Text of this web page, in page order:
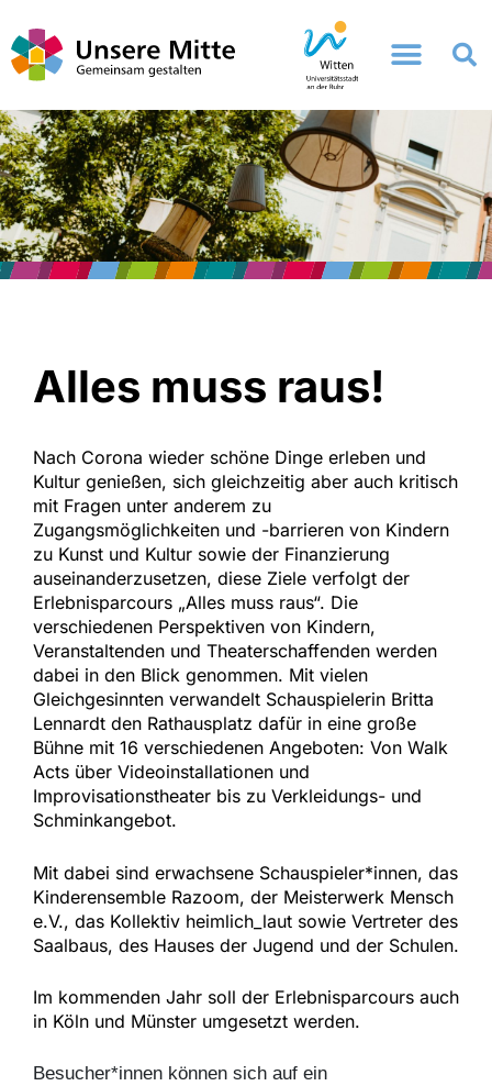
Inhalt
springen
Alles muss raus!
Nach Corona wieder schöne Dinge erleben und
Kultur genießen, sich gleichzeitig aber auch kritisch
mit Fragen unter anderem zu
Zugangsmöglichkeiten und -barrieren von Kindern
zu Kunst und Kultur sowie der Finanzierung
auseinanderzusetzen, diese Ziele verfolgt der
Erlebnisparcours „Alles muss raus“. Die
verschiedenen Perspektiven von Kindern,
Veranstaltenden und Theaterschaffenden werden
dabei in den Blick genommen. Mit vielen
Gleichgesinnten verwandelt Schauspielerin Britta
Lennardt den Rathausplatz dafür in eine große
Bühne mit 16 verschiedenen Angeboten: Von Walk
Acts über Videoinstallationen und
Improvisationstheater bis zu Verkleidungs- und
Schminkangebot.
Mit dabei sind erwachsene Schauspieler*innen, das
Kinderensemble Razoom, der Meisterwerk Mensch
e.V., das Kollektiv heimlich_laut sowie Vertreter des
Saalbaus, des Hauses der Jugend und der Schulen.
Im kommenden Jahr soll der Erlebnisparcours auch
in Köln und Münster umgesetzt werden.
Besucher*innen können sich auf ein